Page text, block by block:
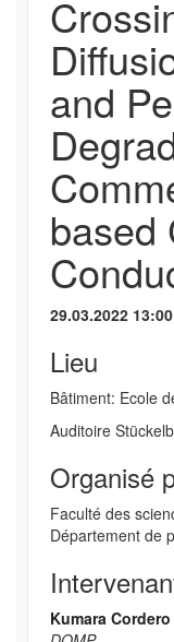
and
based
29.03.2022
Lieu
Bâtiment: Ecole
Auditoire
Organisé
Faculté des
Département de
Kumara